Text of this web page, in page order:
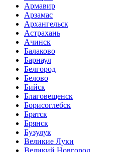
Армавир
Арзамас
Архангельск
Астрахань
Ачинск
Балаково
Барнаул
Белгород
Белово
Бийск
Благовещенск
Борисоглебск
Братск
Брянск
Бузулук
Великие Луки